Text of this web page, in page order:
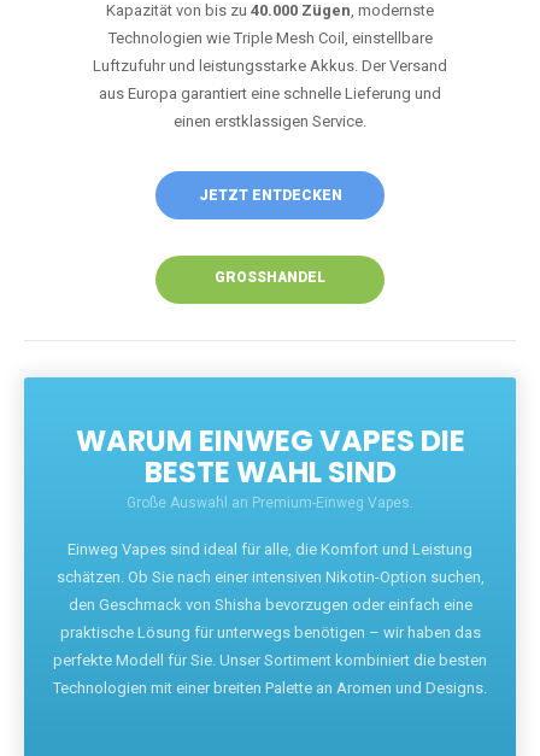
Kapazität von bis zu 40.000 Zügen, modernste
Technologien wie Triple Mesh Coil, einstellbare
Luftzufuhr und leistungsstarke Akkus. Der Versand
aus Europa garantiert eine schnelle Lieferung und
einen erstklassigen Service.
JETZT ENTDECKEN
GROSSHANDEL
WARUM EINWEG VAPES DIE
BESTE WAHL SIND
Große Auswahl an Premium-Einweg Vapes.
Einweg Vapes sind ideal für alle, die Komfort und Leistung
schätzen. Ob Sie nach einer intensiven Nikotin-Option suchen,
den Geschmack von Shisha bevorzugen oder einfach eine
praktische Lösung für unterwegs benötigen – wir haben das
perfekte Modell für Sie. Unser Sortiment kombiniert die besten
Technologien mit einer breiten Palette an Aromen und Designs.